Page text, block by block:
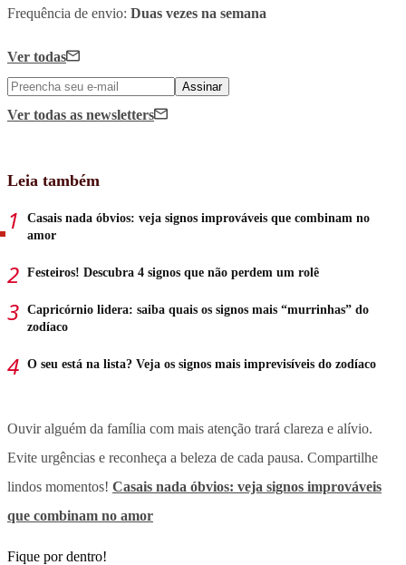
Frequência de envio: Duas vezes na semana
Ver todas
Assinar
Ver todas as newsletters
Leia também
Casais nada óbvios: veja signos improváveis que combinam no
amor
Festeiros! Descubra 4 signos que não perdem um rolê
Capricórnio lidera: saiba quais os signos mais “murrinhas” do
zodíaco
O seu está na lista? Veja os signos mais imprevisíveis do zodíaco
Ouvir alguém da família com mais atenção trará clareza e alívio.
Evite urgências e reconheça a beleza de cada pausa. Compartilhe
lindos momentos! Casais nada óbvios: veja signos improváveis
que combinam no amor
Fique por dentro!